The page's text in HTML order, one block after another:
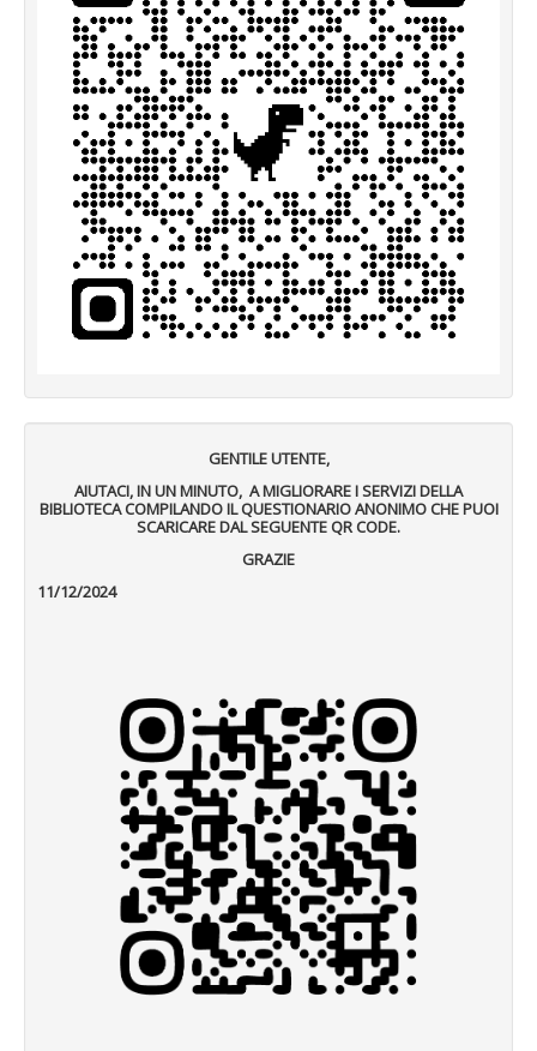
GENTILE UTENTE,
AIUTACI, IN UN MINUTO, A MIGLIORARE I SERVIZI DELLA
BIBLIOTECA COMPILANDO IL QUESTIONARIO ANONIMO CHE PUOI
SCARICARE DAL SEGUENTE QR CODE.
GRAZIE
11/12/2024